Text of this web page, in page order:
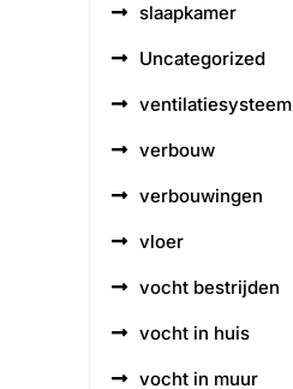
slaapkamer
Uncategorized
ventilatiesysteem
verbouw
verbouwingen
vloer
vocht bestrijden
vocht in huis
vocht in muur